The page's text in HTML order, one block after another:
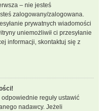
– nie jesteś
zalogowany/zalogowana.
prywatnych wiadomości
uniemożliwił ci przesyłanie
informacji, skontaktuj się z
reguły ustawić
nadawcy. Jeżeli